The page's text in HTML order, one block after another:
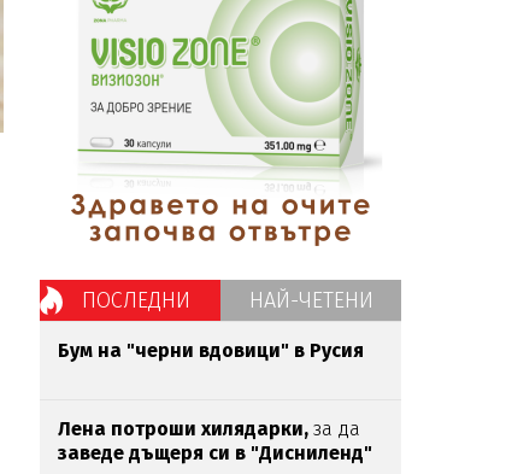
ПОСЛЕДНИ НАЙ-ЧЕТЕНИ
Бум на "черни вдовици" в Русия
Лена потроши хилядарки, за да
заведе дъщеря си в "Дисниленд"